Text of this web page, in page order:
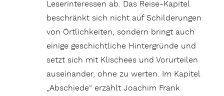
Leserinteressen ab. Das Reise-Kapitel
beschränkt sich nicht auf Schilderungen
von Örtlichkeiten, sondern bringt auch
einige geschichtliche Hintergründe und
setzt sich mit Klischees und Vorurteilen
auseinander, ohne zu werten. Im Kapitel
„Abschiede“ erzählt Joachim Frank